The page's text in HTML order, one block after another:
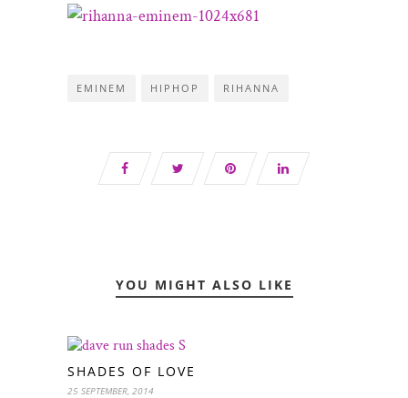
EMINEM HIPHOP RIHANNA
YOU MIGHT ALSO LIKE
SHADES OF LOVE
25 SEPTEMBER, 2014